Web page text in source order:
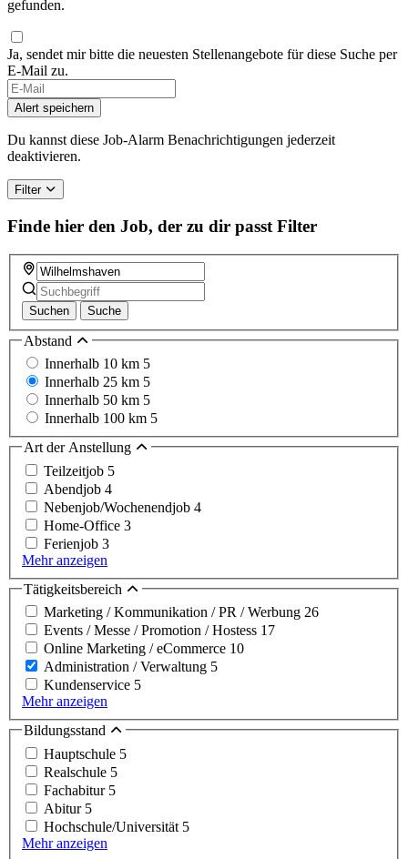
gefunden.
Ja, sendet mir bitte die neuesten Stellenangebote für diese Suche per
E-Mail zu.
If
you
are
a
human,
this
field
Alert speichern
Du kannst diese Job-Alarm Benachrichtigungen jederzeit
deaktivieren.
Filter
Finde hier den Job, der zu dir passt Filter
Suchen Suche
Abstand
Innerhalb 10 km 5
Innerhalb 25 km 5
Innerhalb 50 km 5
Innerhalb 100 km 5
Art der Anstellung
Teilzeitjob 5
Abendjob 4
Nebenjob/Wochenendjob 4
Home-Office 3
Ferienjob 3
Mehr anzeigen
Tätigkeitsbereich
Marketing / Kommunikation / PR / Werbung 26
Events / Messe / Promotion / Hostess 17
Online Marketing / eCommerce 10
Administration / Verwaltung 5
Kundenservice 5
Mehr anzeigen
Bildungsstand
Hauptschule 5
Realschule 5
Fachabitur 5
Abitur 5
Hochschule/Universität 5
Mehr anzeigen